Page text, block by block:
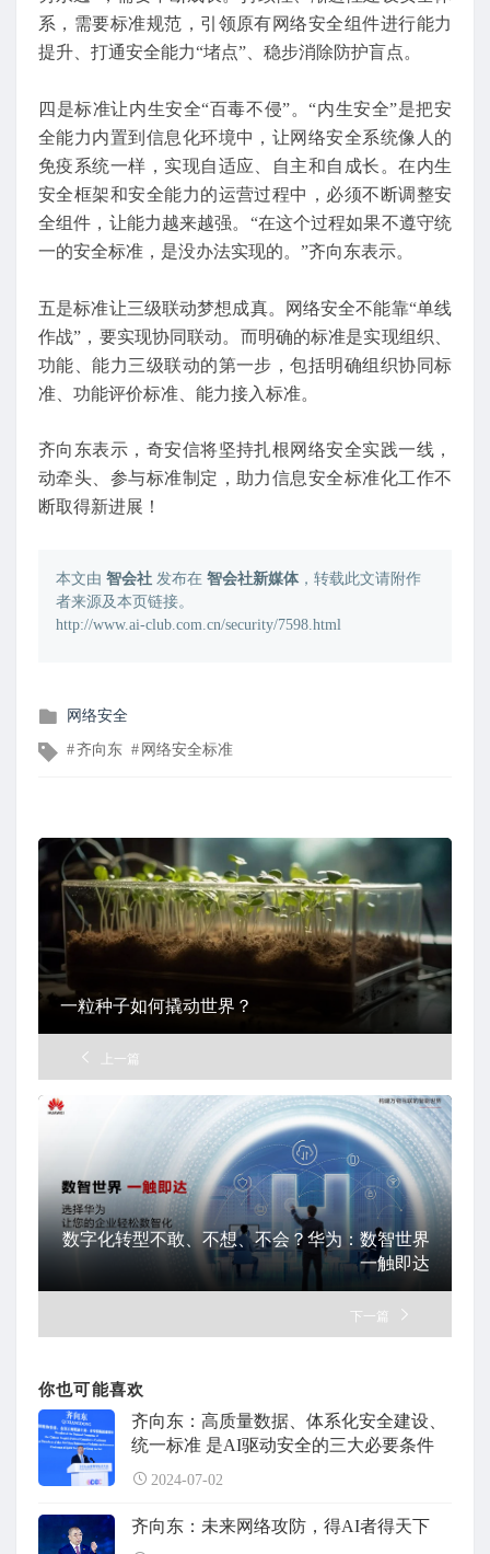
系，需要标准规范，引领原有网络安全组件进行能力
提升、打通安全能力“堵点”、稳步消除防护盲点。
四是标准让内生安全“百毒不侵”。“内生安全”是把安
全能力内置到信息化环境中，让网络安全系统像人的
免疫系统一样，实现自适应、自主和自成长。在内生
安全框架和安全能力的运营过程中，必须不断调整安
全组件，让能力越来越强。“在这个过程如果不遵守统
一的安全标准，是没办法实现的。”齐向东表示。
五是标准让三级联动梦想成真。网络安全不能靠“单线
作战”，要实现协同联动。而明确的标准是实现组织、
功能、能力三级联动的第一步，包括明确组织协同标
准、功能评价标准、能力接入标准。
齐向东表示，奇安信将坚持扎根网络安全实践一线，
动牵头、参与标准制定，助力信息安全标准化工作不
断取得新进展！
本文由 智会社 发布在 智会社新媒体，转载此文请附作
者来源及本页链接。
http://www.ai-club.com.cn/security/7598.html
发
在
网络安全
文齐向东 网络安全标准
一粒种子如何撬动世界？
上一篇
数字化转型不敢、不想、不会？华为：数智世界
一触即达
下一篇
你也可能喜欢
齐向东：高质量数据、体系化安全建设、
统一标准 是AI驱动安全的三大必要条件
2024-07-02
齐向东：未来网络攻防，得AI者得天下